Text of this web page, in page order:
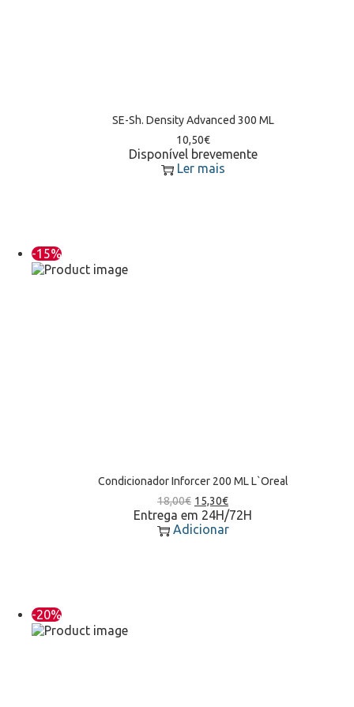
SE-Sh. Density Advanced 300 ML
10,50€
Disponível brevemente
Ler mais
-15%
Condicionador Inforcer 200 ML L`Oreal
18,00€ 15,30€
Entrega em 24H/72H
Adicionar
-20%